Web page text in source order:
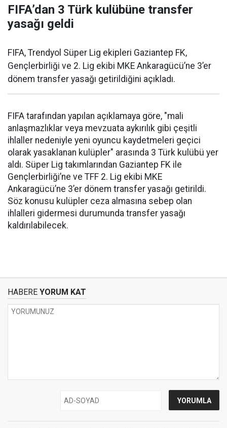
FIFA’dan 3 Türk kulübüne transfer
yasağı geldi
FIFA, Trendyol Süper Lig ekipleri Gaziantep FK,
Gençlerbirliği ve 2. Lig ekibi MKE Ankaragücü’ne 3’er
dönem transfer yasağı getirildiğini açıkladı.
FIFA tarafından yapılan açıklamaya göre, "mali
anlaşmazlıklar veya mevzuata aykırılık gibi çeşitli
ihlaller nedeniyle yeni oyuncu kaydetmeleri geçici
olarak yasaklanan kulüpler" arasında 3 Türk kulübü yer
aldı. Süper Lig takımlarından Gaziantep FK ile
Gençlerbirliği’ne ve TFF 2. Lig ekibi MKE
Ankaragücü’ne 3’er dönem transfer yasağı getirildi.
Söz konusu kulüpler ceza almasına sebep olan
ihlalleri gidermesi durumunda transfer yasağı
kaldırılabilecek.
HABERE YORUM KAT